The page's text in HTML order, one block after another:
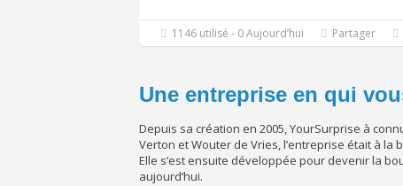
1146 utilisé - 0 Aujourd’hui Partager
Une entreprise en qui
Depuis sa création en 2005, YourSurprise à
Verton et Wouter de Vries, l’entreprise était à
Elle s’est ensuite développée pour devenir la
aujourd’hui.